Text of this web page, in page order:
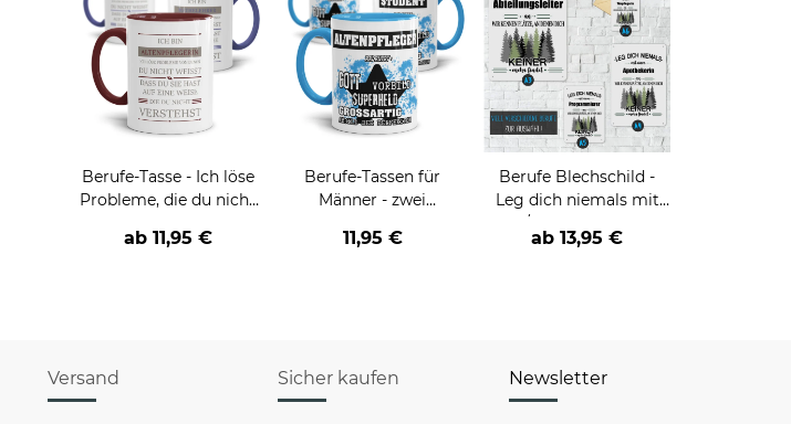
Berufe-Tasse - Ich löse
Probleme, die du nicht
verschiedene Berufe
ab 11,95 €
Berufe-Tassen für
Männer - zwei
11,95 €
Berufe Blechschild -
Leg dich niemals mit
ab13,95 €
Versand Sicher kaufen Newsletter